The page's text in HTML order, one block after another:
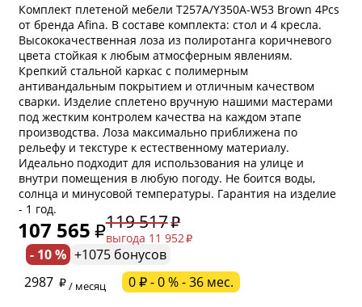
Комплект плетеной мебели T257A/Y350A-W53 Brown 4Pcs
от бренда Afina. В составе комплекта: стол и 4 кресла.
Высококачественная лоза из полиротанга коричневого
цвета стойкая к любым атмосферным явлениям.
Крепкий стальной каркас с полимерным
антивандальным покрытием и отличным качеством
сварки. Изделие сплетено вручную нашими мастерами
под жестким контролем качества на каждом этапе
производства. Лоза максимально приближена по
рельефу и текстуре к естественному материалу.
Идеально подходит для использования на улице и
внутри помещения в любую погоду. Не боится воды,
солнца и минусовой температуры. Гарантия на изделие
- 1 год.
107 565 119 517
выгода 11 952
- 10 % +1075 бонусов
2987
/ месяц 0 ₽ - 0 % - 36 мес.
* обязательное поле
* необязательное поле